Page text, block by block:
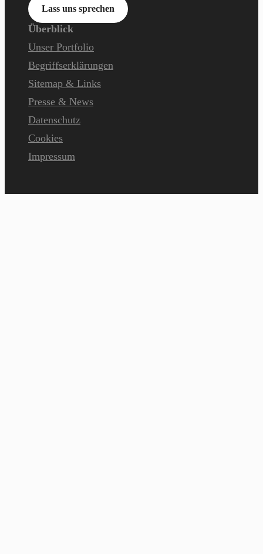
Lass uns sprechen
Überblick
Unser Portfolio
Begriffserklärungen
Sitemap & Links
Presse & News
Datenschutz
Cookies
Impressum